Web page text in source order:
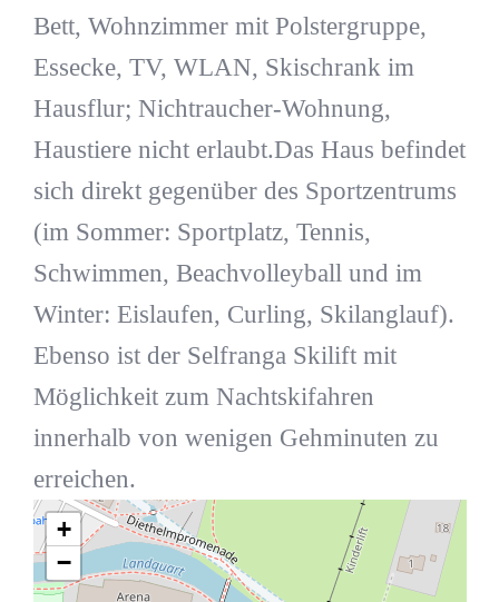
Bett, Wohnzimmer mit Polstergruppe,
Essecke, TV, WLAN, Skischrank im
Hausflur; Nichtraucher-Wohnung,
Haustiere nicht erlaubt.Das Haus befindet
sich direkt gegenüber des Sportzentrums
(im Sommer: Sportplatz, Tennis,
Schwimmen, Beachvolleyball und im
Winter: Eislaufen, Curling, Skilanglauf).
Ebenso ist der Selfranga Skilift mit
Möglichkeit zum Nachtskifahren
innerhalb von wenigen Gehminuten zu
erreichen.
+
−